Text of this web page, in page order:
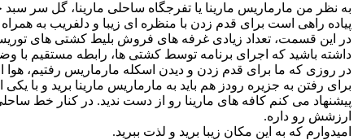
به نظر من مارماریس مارینا یا تفرجگاه ساحلی مارینا، گل سر
پیاده راهی است برای قدم زدن با منظره ای زیبا و دلفریب به
در این قسمت، تعداد زیادی غرفه های فروش بلیط کشتی های
داشته باشید که اجرای برنامه توسط کشتی ها، رابطه مستقیم با
در روزی که ما برای قدم زدن و دیدن اسکله مارماریس رفتیم، هوا
برای رفتن به جزیره رودز هم باید به مارماریس مارینا برید و با
پیشنهاد می کنم کافه های مارینا رو از دست ندید. در کنار خط
ارزشش رو داره.
امیدوارم که به این مکان زیبا برید و لذت ببرید.